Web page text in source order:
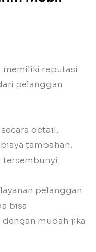
memiliki reputasi
pelanggan
detail,
tambahan.
tersembunyi.
pelanggan
bisa
mudah jika